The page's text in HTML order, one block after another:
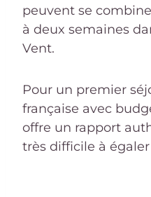
peuvent se
à deux semaines
Vent.
Pour un premier
française avec
offre un rapport
très difficile à égaler